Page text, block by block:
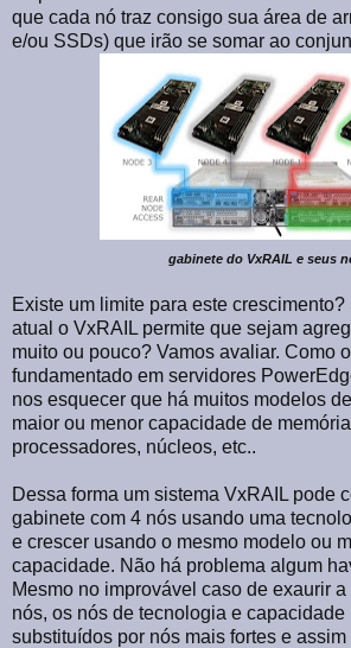
que cada nó traz consigo sua área de
e/ou SSDs) que irão se somar ao
gabinete do VxRAIL e seus
Existe um limite para este
atual o VxRAIL permite que sejam
muito ou pouco? Vamos avaliar. Como
fundamentado em servidores
nos esquecer que há muitos modelos
maior ou menor capacidade de
processadores, núcleos, etc..
Dessa forma um sistema VxRAIL pode
gabinete com 4 nós usando uma
e crescer usando o mesmo modelo ou
capacidade. Não há problema algum
Mesmo no improvável caso de exaurir
nós, os nós de tecnologia e
substituídos por nós mais fortes e